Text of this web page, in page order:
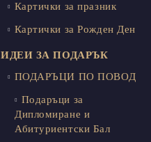
Картички за празник
Картички за Рожден Ден
ИДЕИ ЗА ПОДАРЪК
ПОДАРЪЦИ ПО ПОВОД
Подаръци за
Дипломиране и
Абитуриентски Бал